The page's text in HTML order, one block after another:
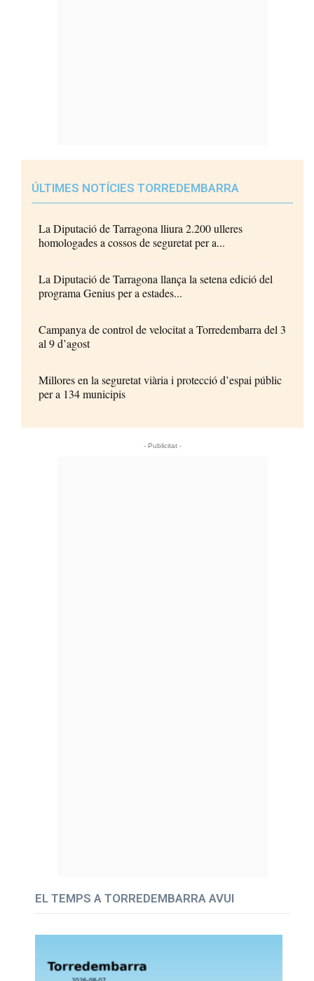
ÚLTIMES NOTÍCIES TORREDEMBARRA
La Diputació de Tarragona lliura 2.200 ulleres
homologades a cossos de seguretat per a...
La Diputació de Tarragona llança la setena edició del
programa Genius per a estades...
Campanya de control de velocitat a Torredembarra del 3
al 9 d’agost
Millores en la seguretat viària i protecció d’espai públic
per a 134 municipis
- Publicitat -
EL TEMPS A TORREDEMBARRA AVUI